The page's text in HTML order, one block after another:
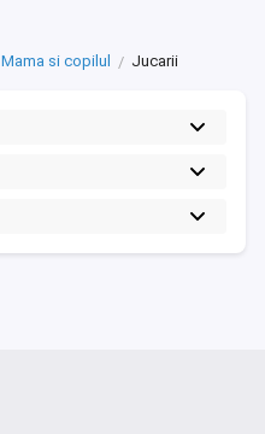
Mama si copilul Jucarii